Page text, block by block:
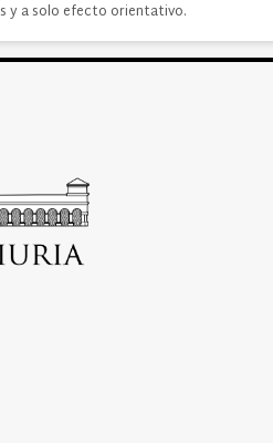
y a solo efecto orientativo.